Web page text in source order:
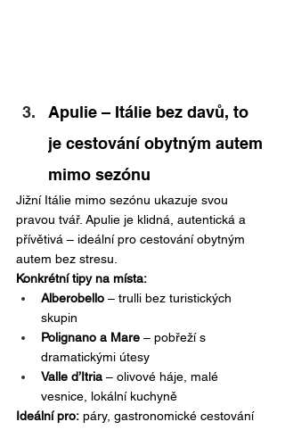
Apulie – Itálie bez davů, to
je cestování obytným autem
mimo sezónu
Jižní Itálie mimo sezónu ukazuje svou
pravou tvář. Apulie je klidná, autentická a
přívětivá – ideální pro cestování obytným
autem bez stresu.
Konkrétní tipy na místa:
Alberobello – trulli bez turistických
skupin
Polignano a Mare – pobřeží s
dramatickými útesy
Valle d’Itria – olivové háje, malé
vesnice, lokální kuchyně
Ideální pro: páry, gastronomické cestování